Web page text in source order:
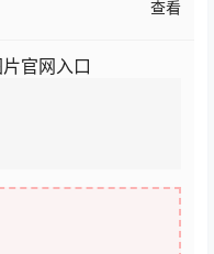
查看
官网入口